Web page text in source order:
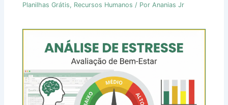
Planilhas Grátis, Recursos Humanos / PorAnanias Jr